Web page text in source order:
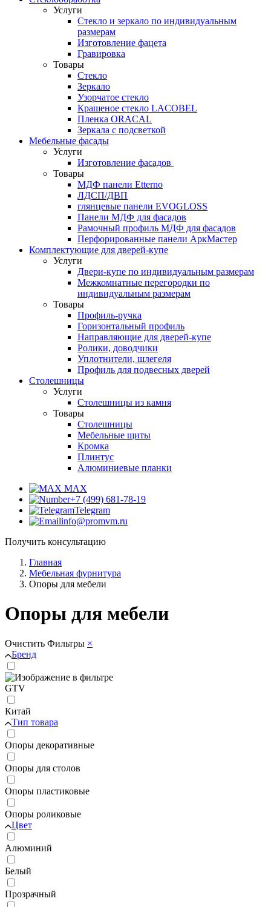
Услуги
Стекло и зеркало по индивидуальным
размерам
Изготовление фацета
Гравировка
Товары
Стекло
Зеркало
Узорчатое стекло
Крашеное стекло LACOBEL
Пленка ORACAL
Зеркала с подсветкой
Мебельные фасады
Услуги
Изготовление фасадов
Товары
МДФ панели Etterno
ЛДСП/ДВП
глянцевые панели EVOGLOSS
Панели МДФ для фасадов
Рамочный профиль МДФ для фасадов
Перфорированные панели АркМастер
Комплектующие для дверей-купе
Услуги
Двери-купе по индивидуальным размерам
Межкомнатные перегородки по
индивидуальным размерам
Товары
Профиль-ручка
Горизонтальный профиль
Направляющие для дверей-купе
Ролики, доводчики
Уплотнители, шлегеля
Профиль для подвесных дверей
Столешницы
Услуги
Столешницы из камня
Товары
Столешницы
Мебельные щиты
Кромка
Плинтус
Алюминиевые планки
MAX
+7 (499) 681-78-19
Telegram
info@promvm.ru
Получить консультацию
Главная
Мебельная фурнитура
Опоры для мебели
Опоры для мебели
Очистить Фильтры ×
Бренд
GTV
Китай
Тип товара
Опоры декоративные
Опоры для столов
Опоры пластиковые
Опоры роликовые
Цвет
Алюминий
Белый
Прозрачный